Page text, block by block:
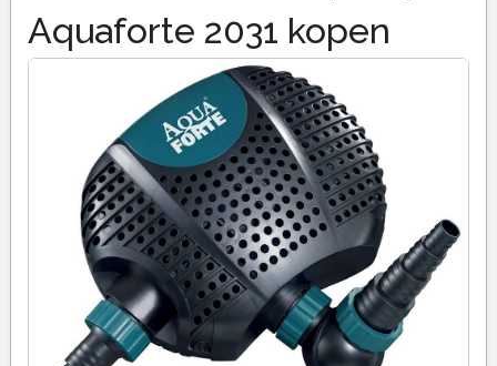
Aquaforte 2031 kopen